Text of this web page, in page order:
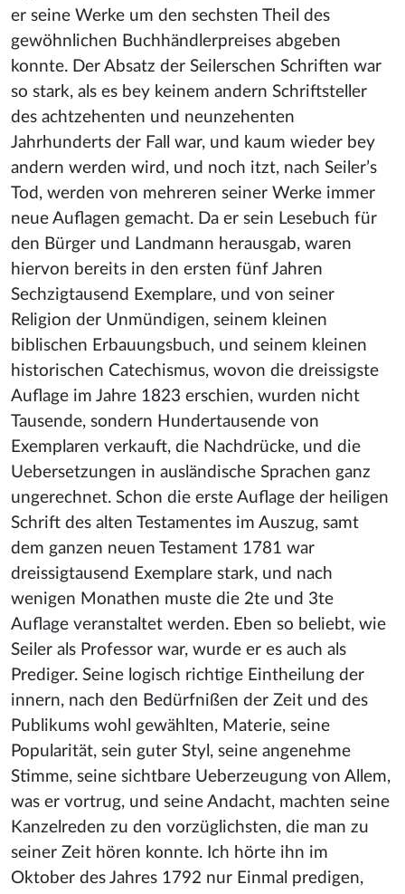
er seine Werke um den sechsten Theil des
gewöhnlichen Buchhändlerpreises abgeben
konnte. Der Absatz der Seilerschen Schriften war
so stark, als es bey keinem andern Schriftsteller
des achtzehenten und neunzehenten
Jahrhunderts der Fall war, und kaum wieder bey
andern werden wird, und noch itzt, nach Seiler’s
Tod, werden von mehreren seiner Werke immer
neue Auflagen gemacht. Da er sein Lesebuch für
den Bürger und Landmann herausgab, waren
hiervon bereits in den ersten fünf Jahren
Sechzigtausend Exemplare, und von seiner
Religion der Unmündigen, seinem kleinen
biblischen Erbauungsbuch, und seinem kleinen
historischen Catechismus, wovon die dreissigste
Auflage im Jahre 1823 erschien, wurden nicht
Tausende, sondern Hundertausende von
Exemplaren verkauft, die Nachdrücke, und die
Uebersetzungen in ausländische Sprachen ganz
ungerechnet. Schon die erste Auflage der heiligen
Schrift des alten Testamentes im Auszug, samt
dem ganzen neuen Testament 1781 war
dreissigtausend Exemplare stark, und nach
wenigen Monathen muste die 2te und 3te
Auflage veranstaltet werden. Eben so beliebt, wie
Seiler als Professor war, wurde er es auch als
Prediger. Seine logisch richtige Eintheilung der
innern, nach den Bedürfnißen der Zeit und des
Publikums wohl gewählten, Materie, seine
Popularität, sein guter Styl, seine angenehme
Stimme, seine sichtbare Ueberzeugung von Allem,
was er vortrug, und seine Andacht, machten seine
Kanzelreden zu den vorzüglichsten, die man zu
seiner Zeit hören konnte. Ich hörte ihn im
Oktober des Jahres 1792 nur Einmal predigen,